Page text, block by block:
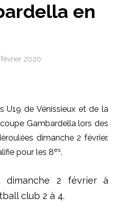
en
février 2020
U19 de Vénissieux et de la
Gambardella lors des
dimanche 2 février.
pour les 8es.
dimanche 2 février à
club 2 à 4.